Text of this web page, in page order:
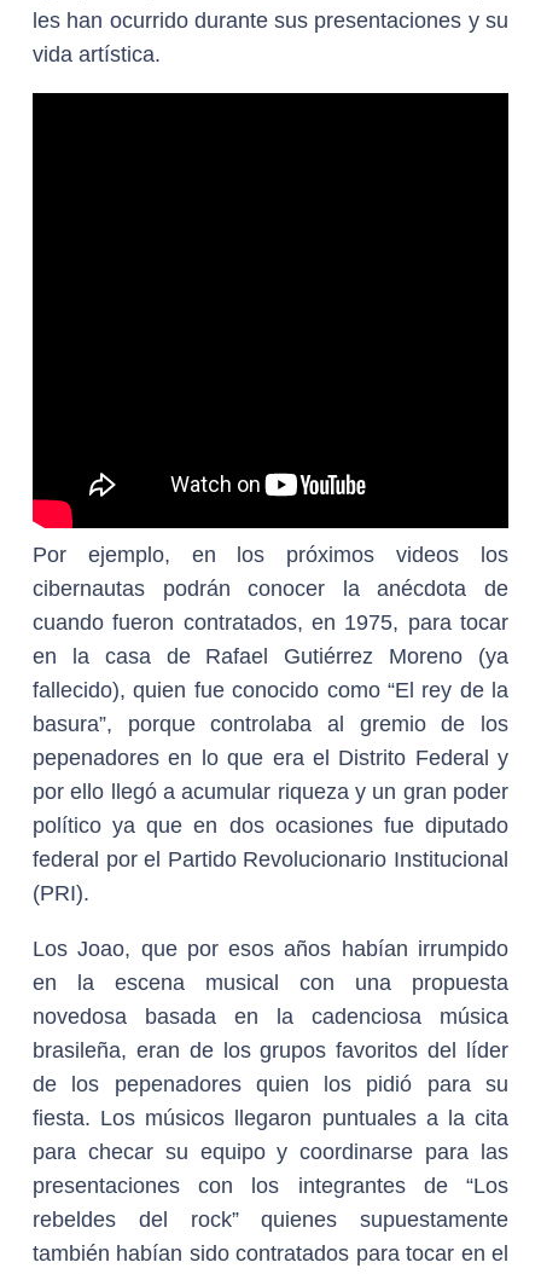
les han ocurrido durante sus presentaciones y su
vida artística.
Por ejemplo, en los próximos videos los
cibernautas podrán conocer la anécdota de
cuando fueron contratados, en 1975, para tocar
en la casa de Rafael Gutiérrez Moreno (ya
fallecido), quien fue conocido como “El rey de la
basura”, porque controlaba al gremio de los
pepenadores en lo que era el Distrito Federal y
por ello llegó a acumular riqueza y un gran poder
político ya que en dos ocasiones fue diputado
federal por el Partido Revolucionario Institucional
(PRI).
Los Joao, que por esos años habían irrumpido
en la escena musical con una propuesta
novedosa basada en la cadenciosa música
brasileña, eran de los grupos favoritos del líder
de los pepenadores quien los pidió para su
fiesta. Los músicos llegaron puntuales a la cita
para checar su equipo y coordinarse para las
presentaciones con los integrantes de “Los
rebeldes del rock” quienes supuestamente
también habían sido contratados para tocar en el